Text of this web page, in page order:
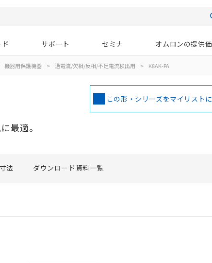
サポート セミナ オムロンの提供
機器用保護機器 > 過電流/欠相/反相/不足電流検出用 > K8AK-PA
最適。
この形・シリーズをマイリスト
法 ダウンロード資料一覧